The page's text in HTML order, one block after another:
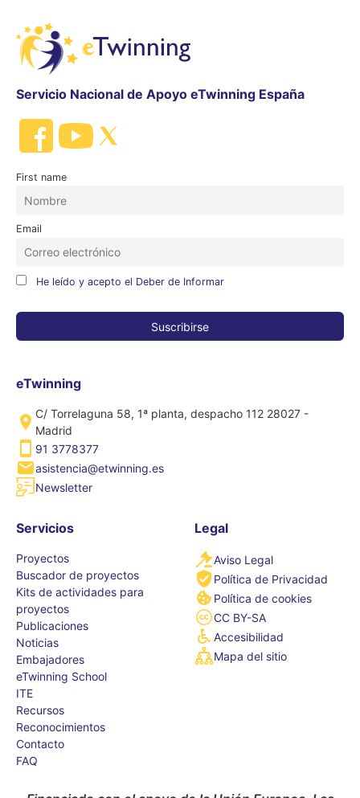
Servicio Nacional de Apoyo eTwinning España
First name
Email
He leído y acepto el Deber de Informar
eTwinning
C/ Torrelaguna 58, 1ª planta, despacho 112 28027 -
Madrid
91 3778377
asistencia@etwinning.es
Newsletter
Servicios
Proyectos
Buscador de proyectos
Kits de actividades para
proyectos
Publicaciones
Noticias
Embajadores
eTwinning School
ITE
Recursos
Reconocimientos
Contacto
FAQ
Legal
Aviso Legal
Política de Privacidad
Política de cookies
CC BY-SA
Accesibilidad
Mapa del sitio